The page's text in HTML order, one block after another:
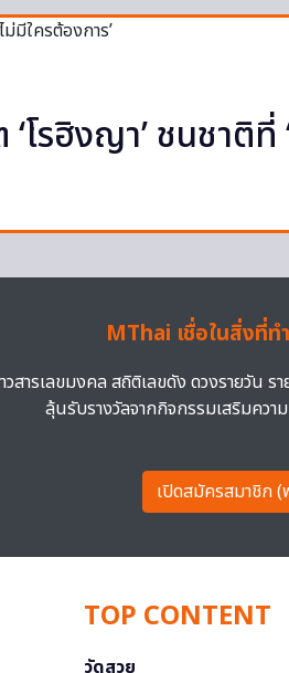
รฮิงญา’ ชนชาติที่
MThai เชื่อในสิ่งที่ท
วสารเลขมงคล สถิติเลขดัง ดวงรายวัน ร
ลุ้นรับรางวัลจากกิจกรรมเสริมคว
เปิดสมัครสมาชิก (
TOP CONTENT
วัดสวย